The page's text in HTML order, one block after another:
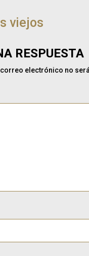
viejos
RESPUESTA
electrónico no